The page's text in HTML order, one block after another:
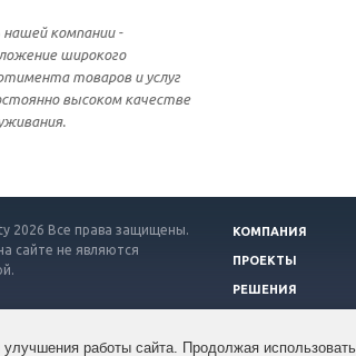
работы сайта. Продолжая
нашей компании -
широкого
товаров и услуг
высоком качестве
2026 Все права защищены.
сайте не являются
КОМПАНИЯ
ПРОЕКТЫ
РЕШЕНИЯ